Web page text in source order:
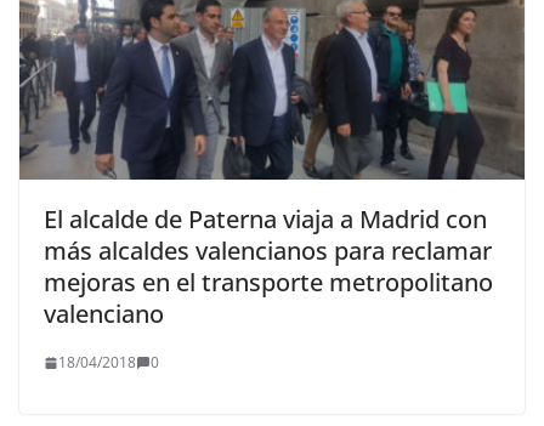
El alcalde de Paterna viaja a Madrid con
más alcaldes valencianos para reclamar
mejoras en el transporte metropolitano
valenciano
18/04/2018 0